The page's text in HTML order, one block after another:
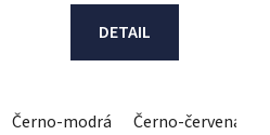
DETAIL
Černo-modrá Černo-červená